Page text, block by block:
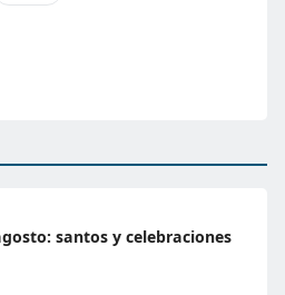
santos y celebraciones